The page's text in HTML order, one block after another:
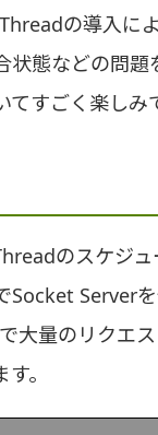
の導入に
状態などの問
すごく楽しみ
のスケジュ
Socket Server
大量のリクエ
。